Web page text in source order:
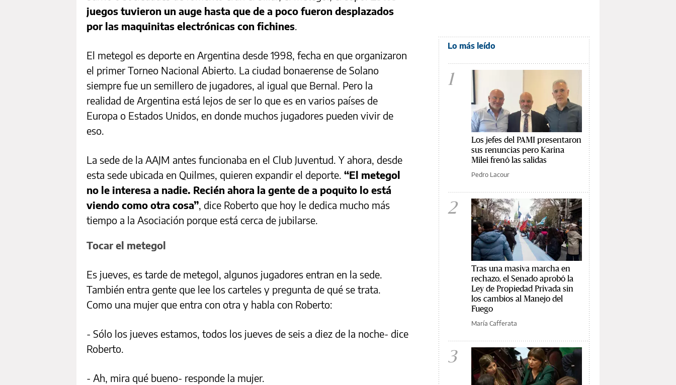
juegos tuvieron un auge hasta que de a poco fueron desplazados
por las maquinitas electrónicas con fichines.
El metegol es deporte en Argentina desde 1998, fecha en que organizaron
el primer Torneo Nacional Abierto. La ciudad bonaerense de Solano
siempre fue un semillero de jugadores, al igual que Bernal. Pero la
realidad de Argentina está lejos de ser lo que es en varios países de
Europa o Estados Unidos, en donde muchos jugadores pueden vivir de
eso.
La sede de la AAJM antes funcionaba en el Club Juventud. Y ahora, desde
esta sede ubicada en Quilmes, quieren expandir el deporte. “El metegol
no le interesa a nadie. Recién ahora la gente de a poquito lo está
viendo como otra cosa”, dice Roberto que hoy le dedica mucho más
tiempo a la Asociación porque está cerca de jubilarse.
Tocar el metegol
Es jueves, es tarde de metegol, algunos jugadores entran en la sede.
También entra gente que lee los carteles y pregunta de qué se trata.
Como una mujer que entra con otra y habla con Roberto:
- Sólo los jueves estamos, todos los jueves de seis a diez de la noche- dice
Roberto.
- Ah, mira qué bueno- responde la mujer.
Lo más leído
1
Los jefes del PAMI presentaron
sus renuncias pero Karina
Milei frenó las salidas
Pedro Lacour
2
Tras una masiva marcha en
rechazo, el Senado aprobó la
Ley de Propiedad Privada sin
los cambios al Manejo del
Fuego
María Cafferata
3